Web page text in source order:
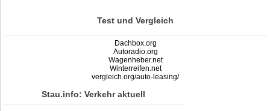
Test und Vergleich
Dachbox.org
Autoradio.org
Wagenheber.net
Winterreifen.net
vergleich.org/auto-leasing/
Stau.info: Verkehr aktuell